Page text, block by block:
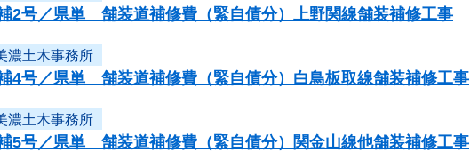
2号／県単 舗装道補修費（緊自債分）上野関線舗装補修工事
濃土木事務所
4号／県単 舗装道補修費（緊自債分）白鳥板取線舗装補修工事
濃土木事務所
5号／県単 舗装道補修費（緊自債分）関金山線他舗装補修工事